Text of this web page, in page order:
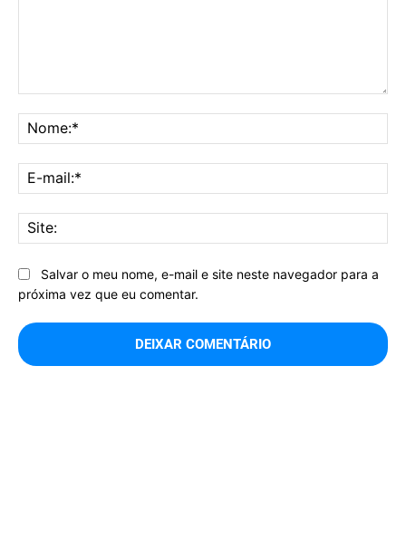
Salvar o meu nome, e-mail e site neste navegador para a
próxima vez que eu comentar.